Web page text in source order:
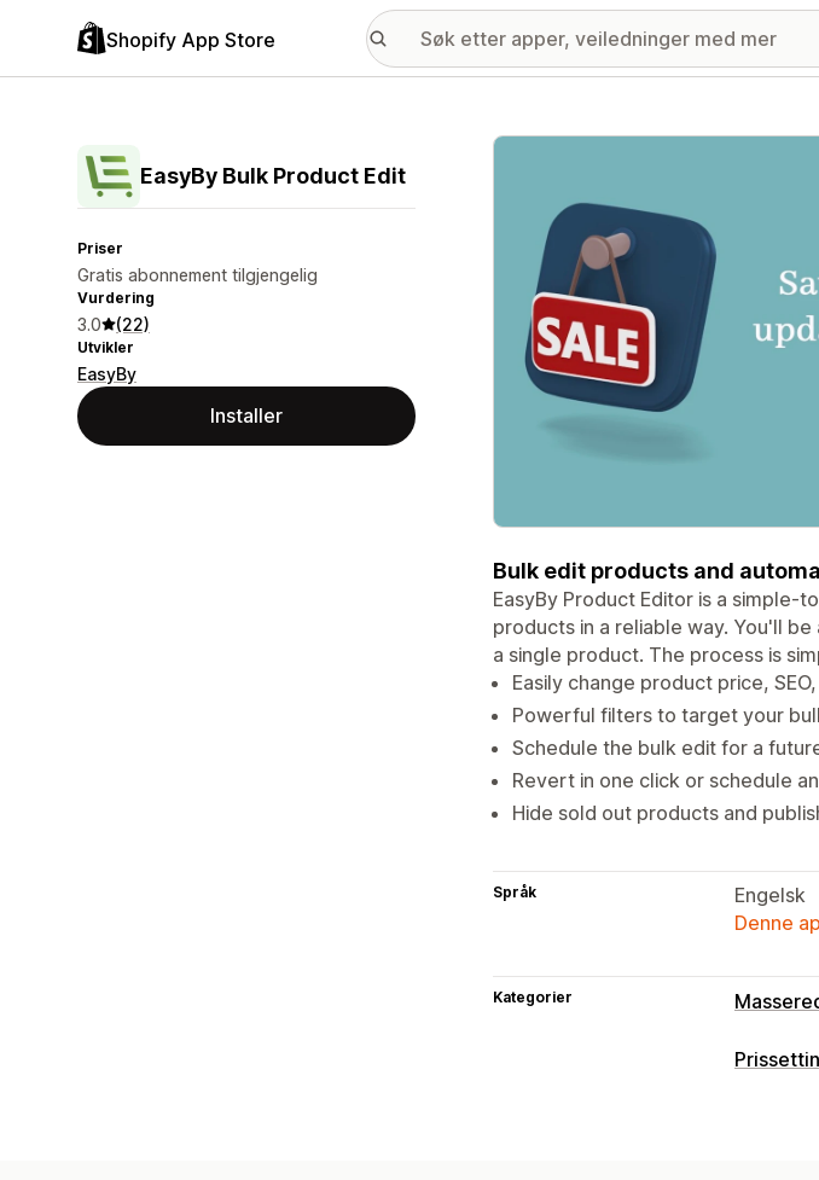
Shopify App Store
EasyBy Bulk Product Edit
Priser
Gratis abonnement tilgjengelig
Vurdering
3.0 (22)
Utvikler
EasyBy
Installer
Galleri med fremhevede bilder
Bulk edit products and
EasyBy Product Editor is a
products in a reliable way. You'll
a single product. The process is
Easily change product price,
Powerful filters to target your
Schedule the bulk edit for a
Revert in one click or schedule
Hide sold out products and
Språk
Engelsk
Denne
Kategorier